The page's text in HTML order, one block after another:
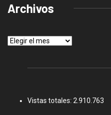
Archivos
Archivos
Vistas totales: 2.910.763